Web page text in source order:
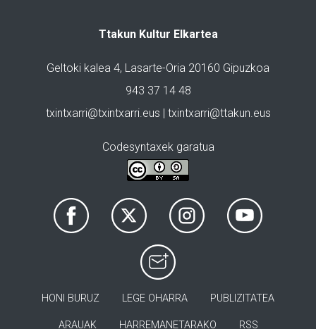
Ttakun Kultur Elkartea
Geltoki kalea 4, Lasarte-Oria 20160 Gipuzkoa
943 37 14 48
txintxarri@txintxarri.eus | txintxarri@ttakun.eus
Codesyntaxek garatua
HONI BURUZ LEGE OHARRA PUBLIZITATEA
ARAUAK HARREMANETARAKO RSS